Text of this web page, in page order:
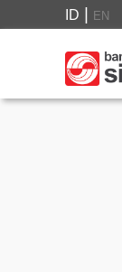
ID EN